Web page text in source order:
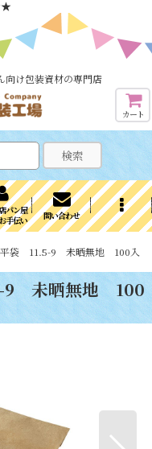
向け包装資材の専門店
カート
検索
パン屋
手伝い
問い合わせ
平袋 11.5-9 未晒無地 100入
9 未晒無地 100